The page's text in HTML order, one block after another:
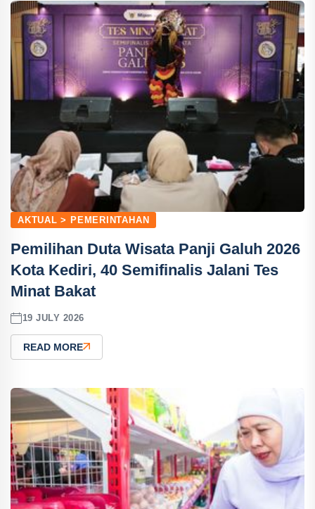
AKTUAL > PEMERINTAHAN
Pemilihan Duta Wisata Panji Galuh 2026
Kota Kediri, 40 Semifinalis Jalani Tes
Minat Bakat
19 JULY 2026
READ MORE